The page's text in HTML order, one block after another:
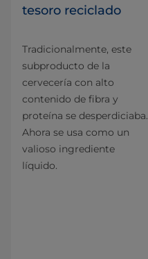
tesoro reciclado
Tradicionalmente, este
subproducto de la
cervecería con alto
contenido de fibra y
proteína se desperdiciaba.
Ahora se usa como un
valioso ingrediente
líquido.